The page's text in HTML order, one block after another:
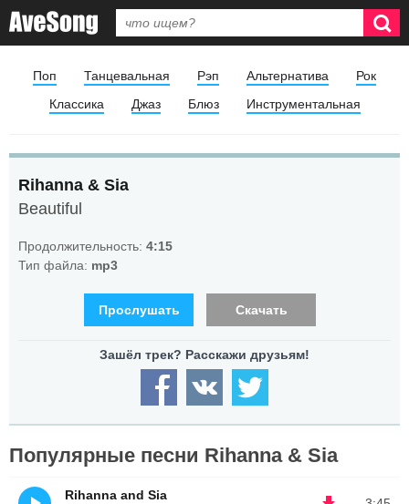
Поп Танцевальная Рэп Альтернатива
Рок
Классика
Джаз Блюз Инструментальная
Rihanna & Sia
Beautiful
Продолжительность: 4:15
Тип файла: mp3
Прослушать Скачать
Популярные песни Rihanna & Sia
Rihanna and Sia